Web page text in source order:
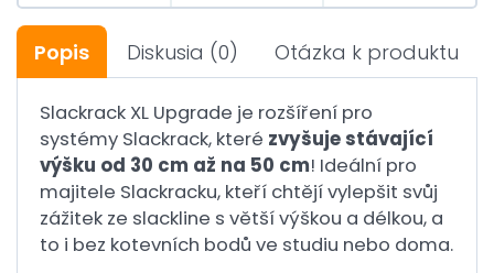
Popis Diskusia (0) Otázka k produktu
Slackrack XL Upgrade je rozšíření pro
systémy Slackrack, které zvyšuje stávající
výšku od 30 cm až na 50 cm! Ideální pro
majitele Slackracku, kteří chtějí vylepšit svůj
zážitek ze slackline s větší výškou a délkou, a
to i bez kotevních bodů ve studiu nebo doma.